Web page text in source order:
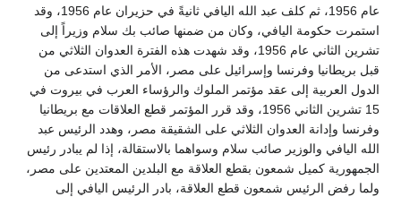
عام 1956، ثم كلف عبد الله اليافي ثانيةً في حزيران عام 1956، وقد
استمرت حكومة اليافي، وكان من ضمنها صائب بك سلام وزيراً إلى
تشرين الثاني عام 1956، وقد شهدت هذه الفترة العدوان الثلاثي من
قبل بريطانيا وفرنسا وإسرائيل على مصر، الأمر الذي استدعى من
الدول العربية إلى عقد مؤتمر الملوك والرؤساء العرب في بيروت في
15 تشرين الثاني 1956، وقد قرر المؤتمر قطع العلاقات مع بريطانيا
وفرنسا وإدانة العدوان الثلاثي على الشقيقة مصر، وهدد الرئيس عبد
الله اليافي والوزير صائب سلام وسواهما بالاستقالة، إذا لم يبادر رئيس
الجمهورية كميل شمعون بقطع العلاقة مع البلدين المعتدين على مصر،
ولما رفض الرئيس شمعون قطع العلاقة، بادر الرئيس اليافي إلى